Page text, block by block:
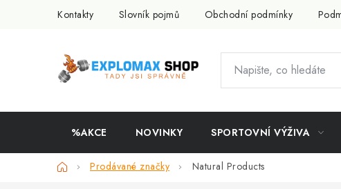
Kontakty Slovník pojmů Obchodní podmínky
%AKCE NOVINKY SPORTOVNÍ VÝŽIVA
DomůProdávané značky Natural Products